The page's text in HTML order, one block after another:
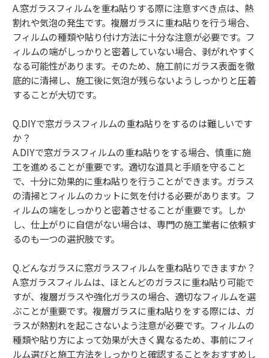
A.窓ガラスフィルムを重ね貼りする際に注意すべき点は、熱
割れや気泡の発生です。複層ガラスに重ね貼りを行う場合、
フィルムの種類や貼り付け方法に十分な注意が必要です。フ
ィルムの端がしっかりと密着していない場合、剥がれやすく
なる可能性があります。そのため、施工前にガラス表面を徹
底的に清掃し、施工後に気泡が残らないようしっかりと圧着
することが大切です。
Q.DIYで窓ガラスフィルムの重ね貼りをするのは難しいです
か？
A.DIYで窓ガラスフィルムの重ね貼りをする場合、慎重に施
工を進めることが重要です。適切な道具と手順を守ること
で、十分に効果的に重ね貼りを行うことができます。ガラス
の清掃とフィルムのカットに気を付ける必要があります。フ
ィルムの端をしっかりと密着させることが重要です。しか
し、仕上がりに自信がない場合は、専門の施工業者に依頼す
るのも一つの選択肢です。
Q.どんなガラスに窓ガラスフィルムを重ね貼りできますか？
A.窓ガラスフィルムは、ほとんどのガラスに重ね貼り可能で
すが、複層ガラスや強化ガラスの場合、適切なフィルムを選
ぶことが重要です。複層ガラスに重ね貼りをする際には、ガ
ラスが熱割れを起こさないよう注意が必要です。フィルムの
種類や貼り方によって効果が大きく異なるため、事前にフィ
ルム選びと施工方法をしっかりと確認することをおすすめし